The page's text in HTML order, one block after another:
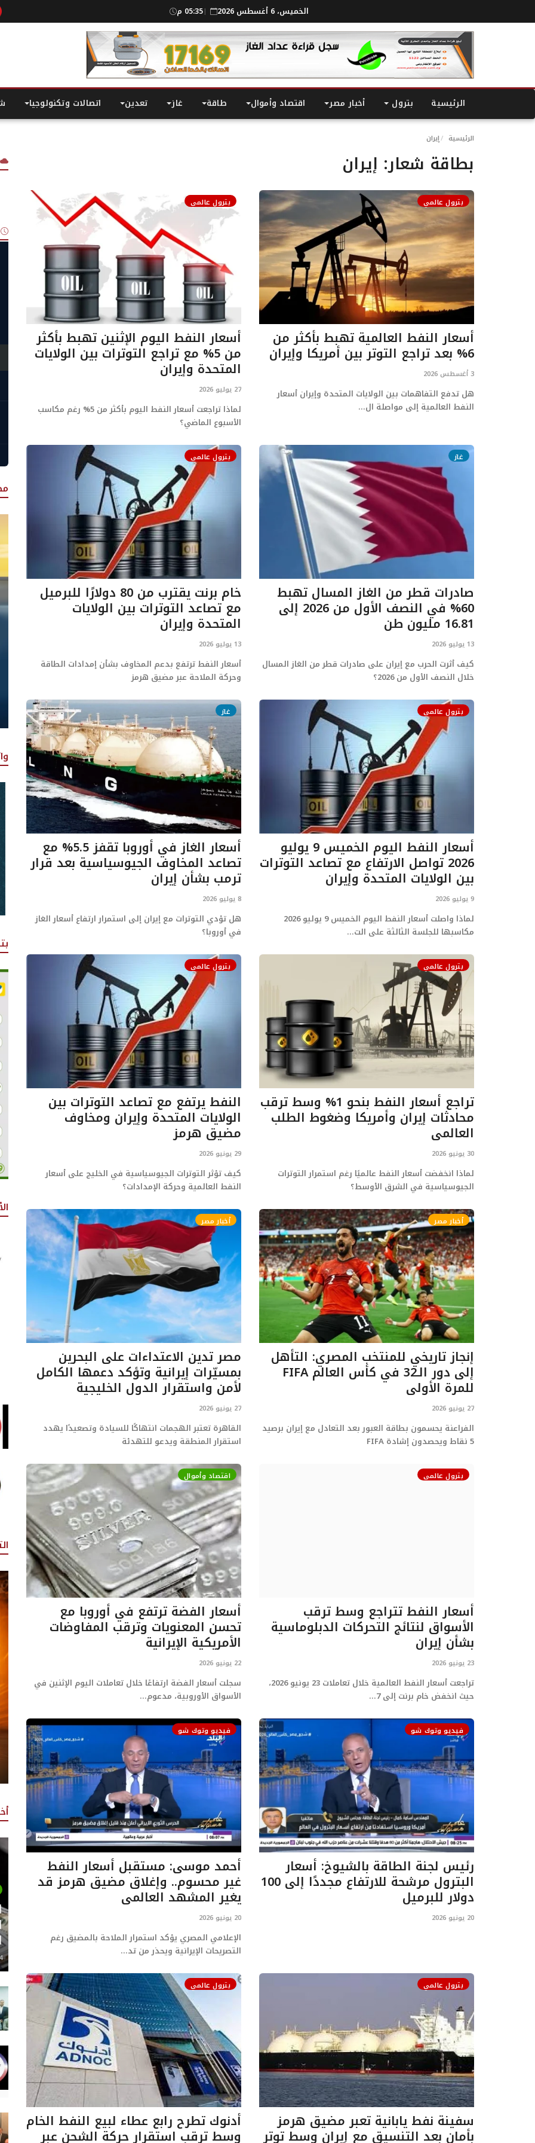
الخميس، 6 أغسطس 2026 |05:35 م
الرئيسية بترول أخبار مصر اقتصاد وأموال طاقة غاز تعدين اتصالات وتكنولوجيا
الرئيسية إيران
بطاقة شعار: إيران
بترول عالمي
أسعار النفط العالمية تهبط بأكثر من
6% بعد تراجع التوتر بين أمريكا وإيران
3 أغسطس 2026
هل تدفع التفاهمات بين الولايات المتحدة وإيران أسعار
النفط العالمية إلى مواصلة ال...
بترول عالمي
أسعار النفط اليوم الإثنين تهبط بأكثر
من 5% مع تراجع التوترات بين الولايات
المتحدة وإيران
27 يوليو 2026
لماذا تراجعت أسعار النفط اليوم بأكثر من 5% رغم مكاسب
الأسبوع الماضي؟
غاز
صادرات قطر من الغاز المسال تهبط
60% في النصف الأول من 2026 إلى
16.81 مليون طن
13 يوليو 2026
كيف أثرت الحرب مع إيران على صادرات قطر من الغاز المسال
خلال النصف الأول من 2026؟
بترول عالمي
خام برنت يقترب من 80 دولارًا للبرميل
مع تصاعد التوترات بين الولايات
المتحدة وإيران
13 يوليو 2026
أسعار النفط ترتفع بدعم المخاوف بشأن إمدادات الطاقة
وحركة الملاحة عبر مضيق هرمز
بترول عالمي
أسعار النفط اليوم الخميس 9 يوليو
2026 تواصل الارتفاع مع تصاعد التوترات
بين الولايات المتحدة وإيران
9 يوليو 2026
لماذا واصلت أسعار النفط اليوم الخميس 9 يوليو 2026
مكاسبها للجلسة الثالثة على الت...
غاز
أسعار الغاز في أوروبا تقفز 5.5% مع
تصاعد المخاوف الجيوسياسية بعد قرار
ترمب بشأن إيران
8 يوليو 2026
هل تؤدي التوترات مع إيران إلى استمرار ارتفاع أسعار الغاز
في أوروبا؟
بترول عالمي
تراجع أسعار النفط بنحو 1% وسط ترقب
محادثات إيران وأمريكا وضغوط الطلب
العالمي
30 يونيو 2026
لماذا انخفضت أسعار النفط عالميًا رغم استمرار التوترات
الجيوسياسية في الشرق الأوسط؟
بترول عالمي
النفط يرتفع مع تصاعد التوترات بين
الولايات المتحدة وإيران ومخاوف
مضيق هرمز
29 يونيو 2026
كيف تؤثر التوترات الجيوسياسية في الخليج على أسعار
النفط العالمية وحركة الإمدادات؟
أخبار مصر
إنجاز تاريخي للمنتخب المصري: التأهل
إلى دور الـ32 في كأس العالم FIFA
للمرة الأولى
27 يونيو 2026
الفراعنة يحسمون بطاقة العبور بعد التعادل مع إيران برصيد
5 نقاط ويحصدون إشادة FIFA
أخبار مصر
مصر تدين الاعتداءات على البحرين
بمسيّرات إيرانية وتؤكد دعمها الكامل
لأمن واستقرار الدول الخليجية
27 يونيو 2026
القاهرة تعتبر الهجمات انتهاكًا للسيادة وتصعيدًا يهدد
استقرار المنطقة ويدعو للتهدئة
بترول عالمي
أسعار النفط تتراجع وسط ترقب
الأسواق لنتائج التحركات الدبلوماسية
بشأن إيران
23 يونيو 2026
تراجعت أسعار النفط العالمية خلال تعاملات 23 يونيو 2026،
حيث انخفض خام برنت إلى 7...
اقتصاد وأموال
أسعار الفضة ترتفع في أوروبا مع
تحسن المعنويات وترقب المفاوضات
الأمريكية الإيرانية
22 يونيو 2026
سجلت أسعار الفضة ارتفاعًا خلال تعاملات اليوم الإثنين في
الأسواق الأوروبية، مدعوم...
فيديو وتوك شو
رئيس لجنة الطاقة بالشيوخ: أسعار
البترول مرشحة للارتفاع مجددًا إلى 100
دولار للبرميل
20 يونيو 2026
فيديو وتوك شو
أحمد موسى: مستقبل أسعار النفط
غير محسوم.. وإغلاق مضيق هرمز قد
يغير المشهد العالمي
20 يونيو 2026
الإعلامي المصري يؤكد استمرار الملاحة بالمضيق رغم
التصريحات الإيرانية ويحذر من تد...
بترول عالمي
سفينة نفط يابانية تعبر مضيق هرمز
بأمان بعد التنسيق مع إيران وسط توتر
بترول عالمي
أدنوك تطرح رابع عطاء لبيع النفط الخام
وسط ترقب استقرار حركة الشحن عبر
24